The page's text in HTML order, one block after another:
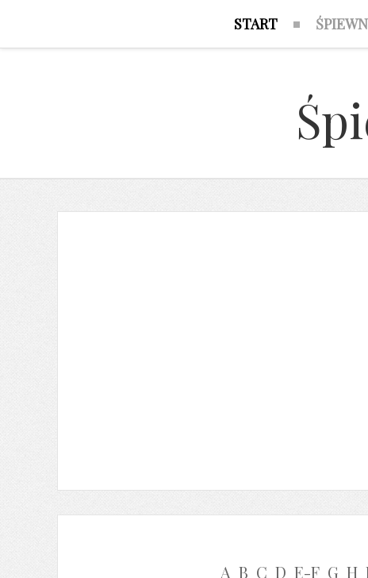
START
A B C D E-F G H